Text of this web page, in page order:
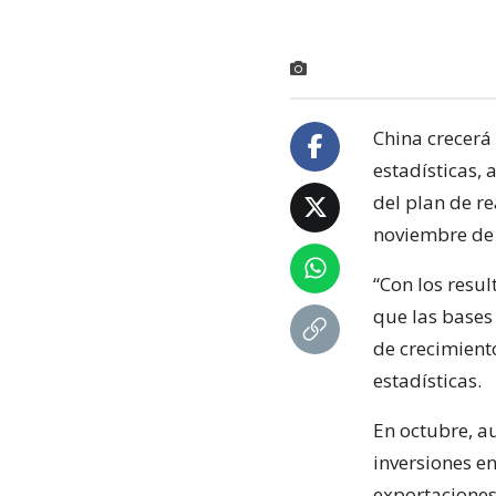
China
estadísticas,
del plan de
noviembre
“Con los
que las
de
estadísticas.
En octubre,
inversiones